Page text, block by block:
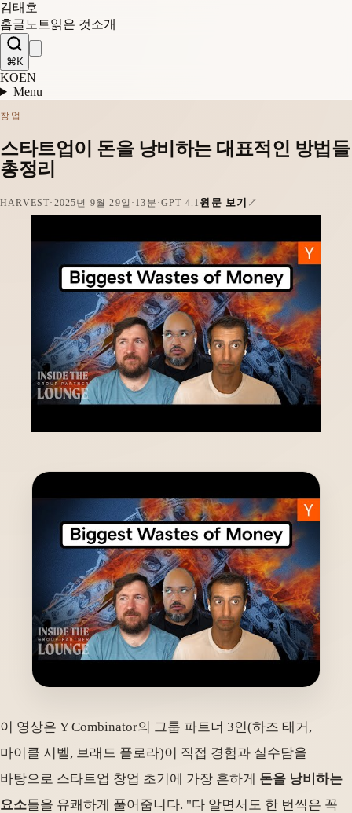
김태호
홈글 노트읽은 것소개
⌘K
KOEN
Menu
창업
스타트업이 돈을 낭비하는 대표적인 방법들
총정리
HARVEST· 2025년 9월 29일 · 13분 ·GPT-4.1 원문 보기
이 영상은 Y Combinator의 그룹 파트너 3인(하즈 태거,
마이클 시벨, 브래드 플로라)이 직접 경험과 실수담을
바탕으로 스타트업 창업 초기에 가장 흔하게 돈을 낭비하는
요소들을 유쾌하게 풀어줍니다. "다 알면서도 한 번씩은 꼭